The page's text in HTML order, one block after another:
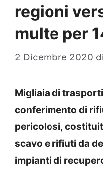
regioni
multe per
2 Dicembre 2020 di
Migliaia di
conferimento di
pericolosi,
scavo e rifiuti da
impianti di